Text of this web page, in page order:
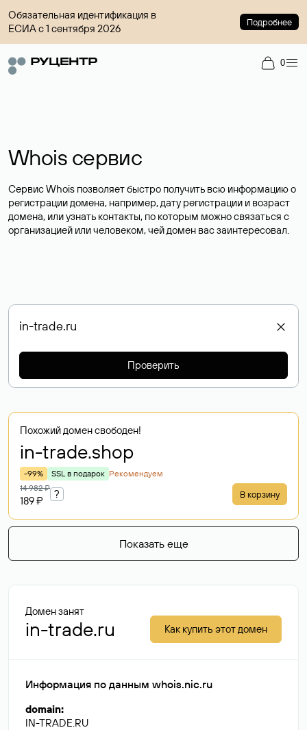
Обязательная идентификация в
ЕСИА с 1 сентября 2026
Подробнее
0
Whois сервис
Сервис Whois позволяет быстро получить всю информацию о
регистрации домена, например, дату регистрации и возраст
домена, или узнать контакты, по которым можно связаться с
организацией или человеком, чей домен вас заинтересовал.
Проверить
Похожий домен свободен!
in-trade.shop
-99% SSL в подарок Рекомендуем
14 982 ₽
189 ₽
? В корзину
Показать еще
Домен занят
in-trade.ru Как купить этот домен
Информация по данным whois.nic.ru
domain:
IN-TRADE.RU